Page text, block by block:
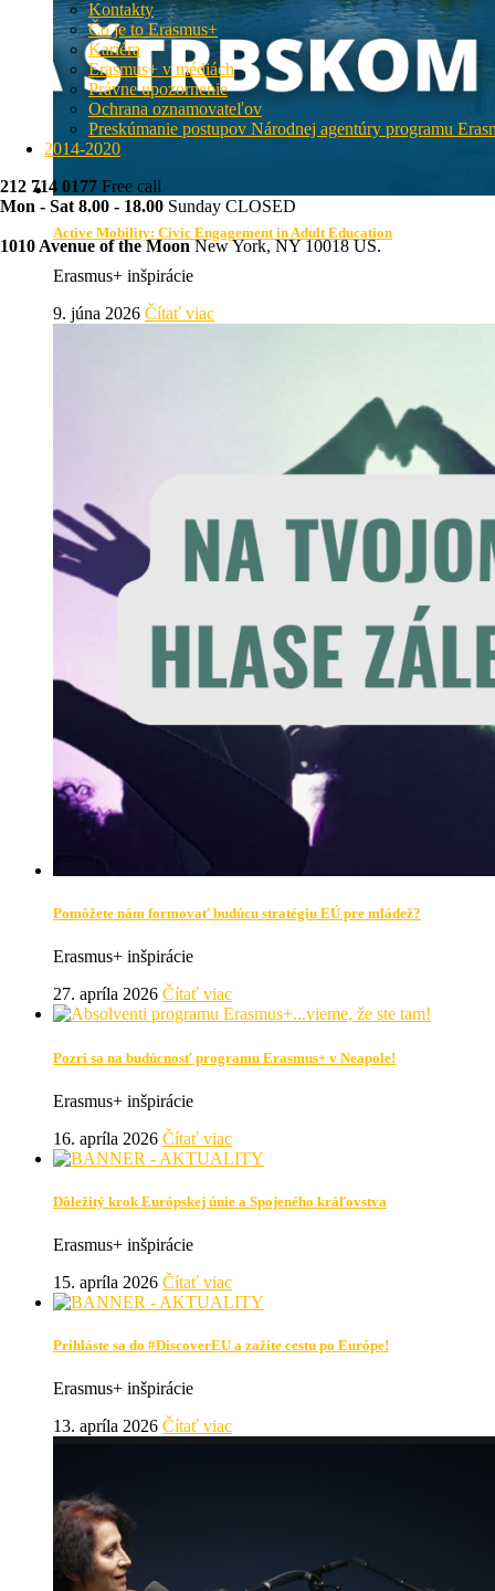
Kontakty
Čo je to Erasmus+
Kariéra
Erasmus+ v médiách
Právne upozornenie
Ochrana oznamovateľov
Preskúmanie postupov Národnej agentúry programu
2014-2020
212 714 0177 Free call
Mon - Sat 8.00 - 18.00 Sunday CLOSED
1010 Avenue of the Moon New York, NY 10018 US.
Active Mobility: Civic Engagement in Adult Education
Erasmus+ inšpirácie
9. júna 2026 Čítať viac
Pomôžete nám formovať budúcu stratégiu EÚ pre mládež?
Erasmus+ inšpirácie
27. apríla 2026 Čítať viac
Pozri sa na budúcnosť programu Erasmus+ v Neapole!
Erasmus+ inšpirácie
16. apríla 2026 Čítať viac
Dôležitý krok Európskej únie a Spojeného kráľovstva
Erasmus+ inšpirácie
15. apríla 2026 Čítať viac
Prihláste sa do #DiscoverEU a zažite cestu po Európe!
Erasmus+ inšpirácie
13. apríla 2026 Čítať viac